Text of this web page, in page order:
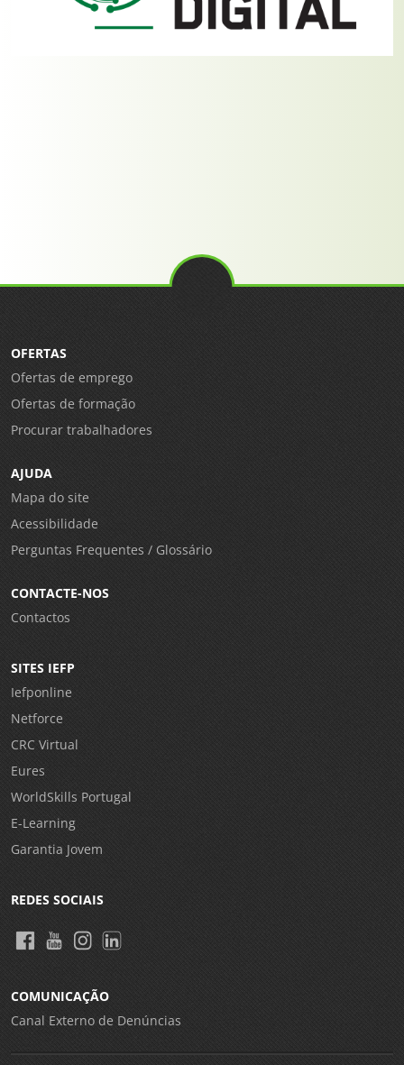
OFERTAS
Ofertas de emprego
Ofertas de formação
Procurar trabalhadores
AJUDA
Mapa do site
Acessibilidade
Perguntas Frequentes / Glossário
CONTACTE-NOS
Contactos
SITES IEFP
Iefponline
Netforce
CRC Virtual
Eures
WorldSkills Portugal
E-Learning
Garantia Jovem
REDES SOCIAIS
COMUNICAÇÃO
Canal Externo de Denúncias